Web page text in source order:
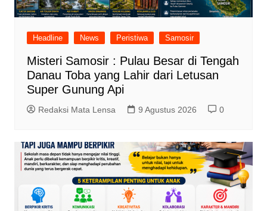
Headline News Peristiwa Samosir
Misteri Samosir : Pulau Besar di Tengah
Danau Toba yang Lahir dari Letusan
Super Gunung Api
Redaksi Mata Lensa 9 Agustus 2026 0